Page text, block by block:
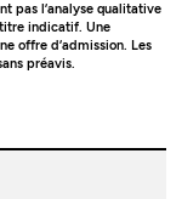
pas l’analyse qualitative
indicatif. Une
offre d’admission. Les
préavis.